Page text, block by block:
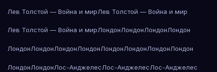
Лев Толстой — Война и мирЛев Толстой — Война и мир
Лев Толстой — Война и мирЛондонЛондонЛондонЛондон
ЛондонЛондонЛондонЛондонЛондонЛондонЛондонЛондон
ЛондонЛондонЛос-АнджелесЛос-АнджелесЛос-Анджелес